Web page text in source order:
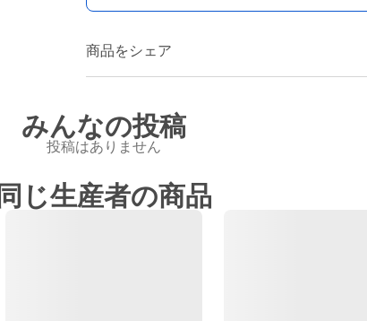
商品をシェア
みんなの投稿
投稿はありません
同じ生産者の商品